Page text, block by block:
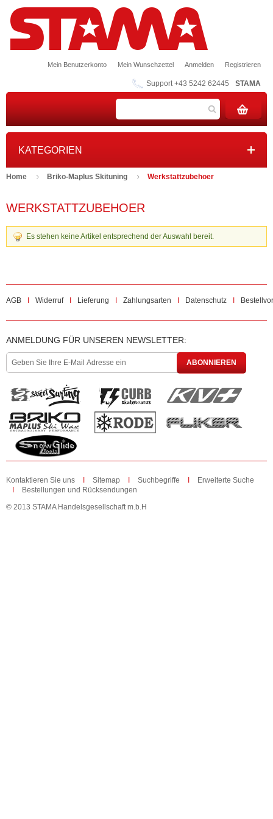
Mein Benutzerkonto Mein Wunschzettel Anmelden Registrieren
Support +43 5242 62445 STAMA
KATEGORIEN
Home Briko-Maplus Skituning Werkstattzubehoer
WERKSTATTZUBEHOER
Es stehen keine Artikel entsprechend der Auswahl bereit.
AGB Widerruf Lieferung Zahlungsarten Datenschutz
ANMELDUNG FÜR UNSEREN NEWSLETTER:
ABONNIEREN
Kontaktieren Sie uns Sitemap Suchbegriffe
Erweiterte Suche
Bestellungen und Rücksendungen
© 2013 STAMA Handelsgesellschaft m.b.H